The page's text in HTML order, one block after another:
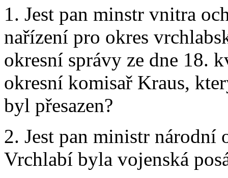
1. Jest pan minstr vnitra
nařízení pro okres
okresní správy ze dne 18.
okresní komisař Kraus,
byl přesazen?
2. Jest pan ministr národní
Vrchlabí byla vojenská